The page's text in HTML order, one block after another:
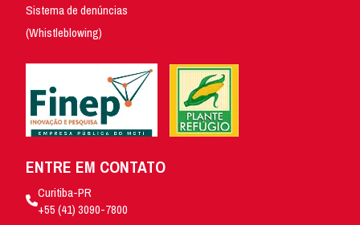
Sistema de denúncias
(Whistleblowing)
ENTRE EM CONTATO
Curitiba-PR
+55 (41) 3090-7800